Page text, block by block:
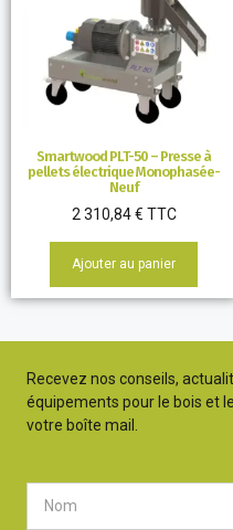
Smartwood PLT-50 – Presse à
pellets électrique Monophasée-
Neuf
2 310,84€ TTC
Ajouter au panier
Recevez nos conseils,
équipements pour le bois et
votre boîte mail.